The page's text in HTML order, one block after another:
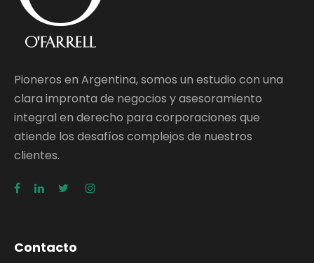
Pioneros en Argentina, somos un estudio con una
clara impronta de negocios y asesoramiento
integral en derecho para corporaciones que
atiende los desafíos complejos de nuestros
clientes.
Contacto